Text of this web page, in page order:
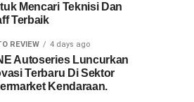
Mencari Teknisi Dan
Terbaik
REVIEW 4 days ago
Autoseries Luncurkan
Terbaru Di Sektor
Kendaraan.